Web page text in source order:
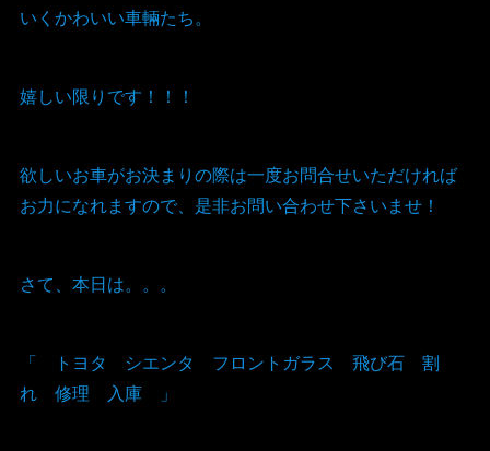
いくかわいい車輛たち。
嬉しい限りです！！！
欲しいお車がお決まりの際は一度お問合せいただければ
お力になれますので、是非お問い合わせ下さいませ！
さて、本日は。。。
「 トヨタ シエンタ フロントガラス 飛び石 割
れ 修理 入庫 」